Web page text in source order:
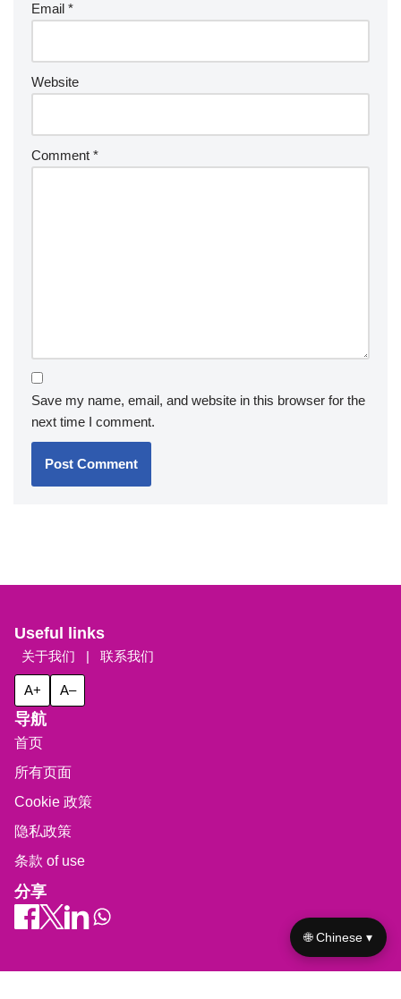
Email *
Website
Comment *
Save my name, email, and website in this browser for the
next time I comment.
Useful links
关于我们 | 联系我们
A+ A–
导航
首页
所有页面
Cookie 政策
隐私政策
条款 of use
分享
🌐 Chinese ▾